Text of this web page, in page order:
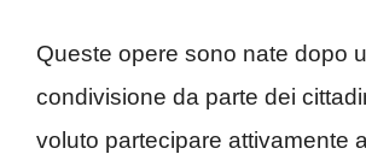
Queste opere sono nate dopo
condivisione da parte dei
voluto partecipare attivamente